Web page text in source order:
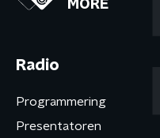
MORE
Radio
Programmering
Presentatoren